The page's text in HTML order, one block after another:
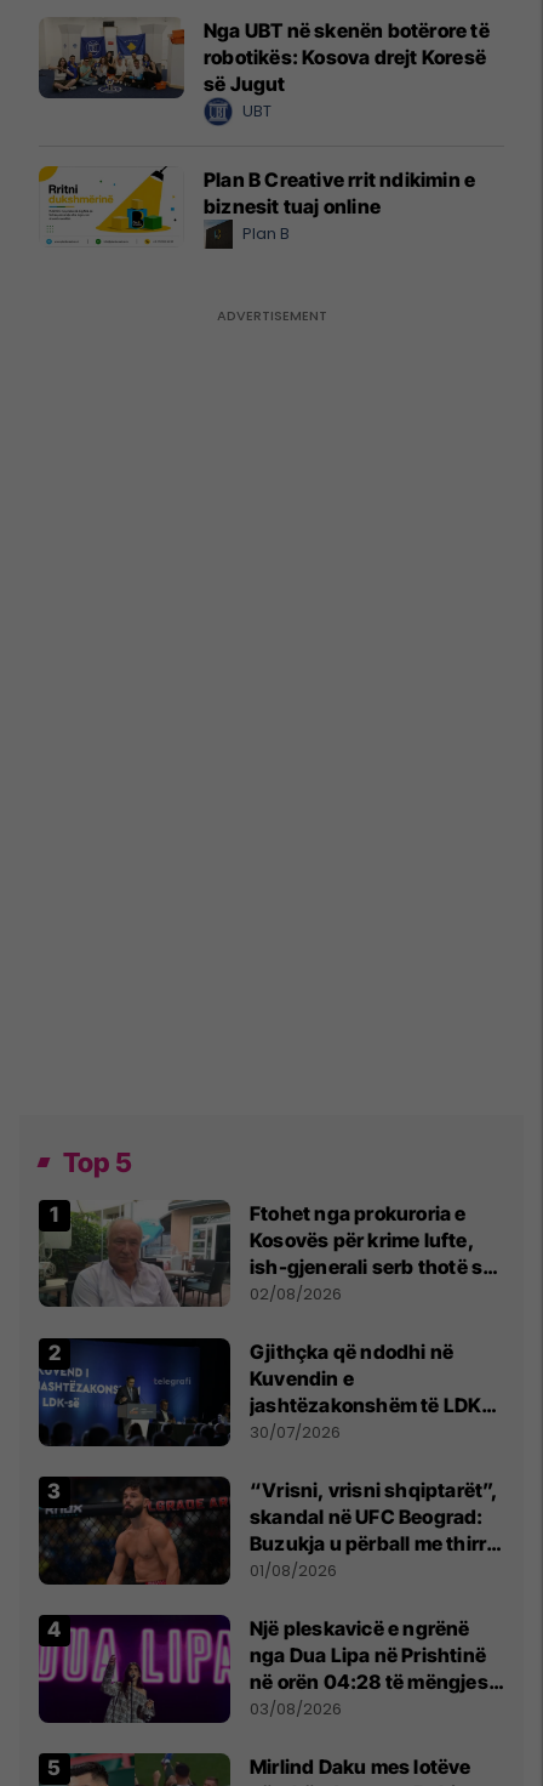
Nga UBT në skenën botërore të
robotikës: Kosova drejt Koresë
së Jugut
UBT
Plan B Creative rrit ndikimin e
biznesit tuaj online
Plan B
Top 5
Ftohet nga prokuroria e
Kosovës për krime lufte,
ish-gjenerali serb thotë se
dikush e tradhtoi në
02/08/2026
Gjithçka që ndodhi në
Kuvendin e
jashtëzakonshëm të LDK-
së
30/07/2026
“Vrisni, vrisni shqiptarët”,
skandal në UFC Beograd:
Buzukja u përball me thirrje
anti-shqiptare nga
01/08/2026
Një pleskavicë e ngrënë
nga Dua Lipa në Prishtinë
në orën 04:28 të mëngjesit
- dhe bota digjitale serbe
03/08/2026
Mirlind Daku mes lotëve